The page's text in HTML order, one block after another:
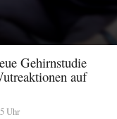
Gehirnstudie
auf
Uhr